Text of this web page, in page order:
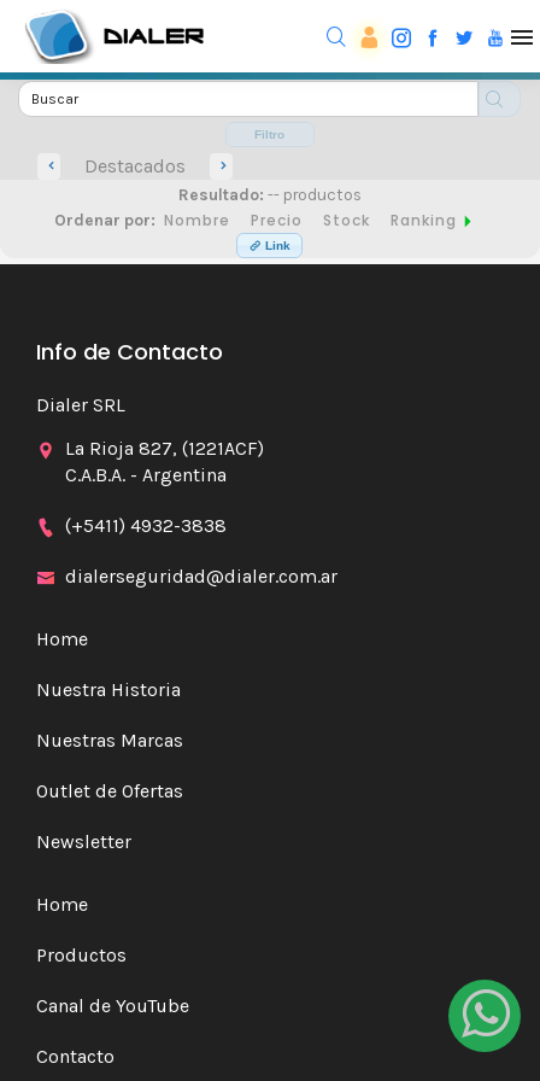
Filtro
Destacados
Resultado: -- productos
Ordenar por: Nombre Precio Stock Ranking
Link
Info de Contacto
Dialer SRL
La Rioja 827, (1221ACF)
C.A.B.A. - Argentina
(+5411) 4932-3838
dialerseguridad@dialer.com.ar
Home
Nuestra Historia
Nuestras Marcas
Outlet de Ofertas
Newsletter
Home
Productos
Canal de YouTube
Contacto